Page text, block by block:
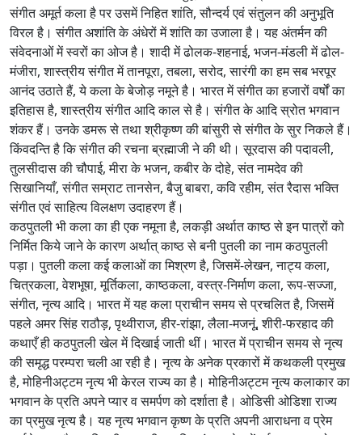
संगीत अमूर्त कला है पर उसमें निहित शांति, सौन्दर्य एवं संतुलन की अनुभूति
विरल है। संगीत अशांति के अंधेरों में शांति का उजाला है। यह अंतर्मन की
संवेदनाओं में स्वरों का ओज है। शादी में ढोलक-शहनाई, भजन-मंडली में ढोल-
मंजीरा, शास्त्रीय संगीत में तानपूरा, तबला, सरोद, सारंगी का हम सब भरपूर
आनंद उठाते हैं, ये कला के बेजोड़ नमूने है। भारत में संगीत का हजारों वर्षों का
इतिहास है, शास्त्रीय संगीत आदि काल से है। संगीत के आदि स्रोत भगवान
शंकर हैं। उनके डमरू से तथा श्रीकृष्ण की बांसुरी से संगीत के सुर निकले हैं।
किंवदन्ति है कि संगीत की रचना ब्रह्माजी ने की थी। सूरदास की पदावली,
तुलसीदास की चौपाई, मीरा के भजन, कबीर के दोहे, संत नामदेव की
सिखानियाँ, संगीत सम्राट तानसेन, बैजु बाबरा, कवि रहीम, संत रैदास भक्ति
संगीत एवं साहित्य विलक्षण उदाहरण हैं।
कठपुतली भी कला का ही एक नमूना है, लकड़ी अर्थात काष्ठ से इन पात्रों को
निर्मित किये जाने के कारण अर्थात् काष्ठ से बनी पुतली का नाम कठपुतली
पड़ा। पुतली कला कई कलाओं का मिश्रण है, जिसमें-लेखन, नाट्य कला,
चित्रकला, वेशभूषा, मूर्तिकला, काष्ठकला, वस्त्र-निर्माण कला, रूप-सज्जा,
संगीत, नृत्य आदि। भारत में यह कला प्राचीन समय से प्रचलित है, जिसमें
पहले अमर सिंह राठौड़, पृथ्वीराज, हीर-रांझा, लैला-मजनूं, शीरी-फरहाद की
कथाएँ ही कठपुतली खेल में दिखाई जाती थीं। भारत में प्राचीन समय से नृत्य
की समृद्ध परम्परा चली आ रही है। नृत्य के अनेक प्रकारों में कथकली प्रमुख
है, मोहिनीअट्टम नृत्य भी केरल राज्य का है। मोहिनीअट्टम नृत्य कलाकार का
भगवान के प्रति अपने प्यार व समर्पण को दर्शाता है। ओडिसी ओडिशा राज्य
का प्रमुख नृत्य है। यह नृत्य भगवान कृष्ण के प्रति अपनी आराधना व प्रेम